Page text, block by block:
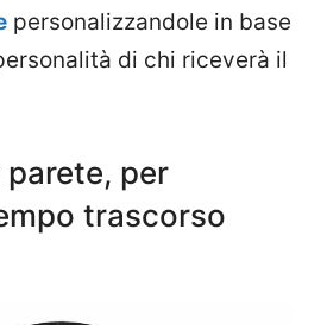
personalizzandole in base
di chi riceverà il
per
trascorso